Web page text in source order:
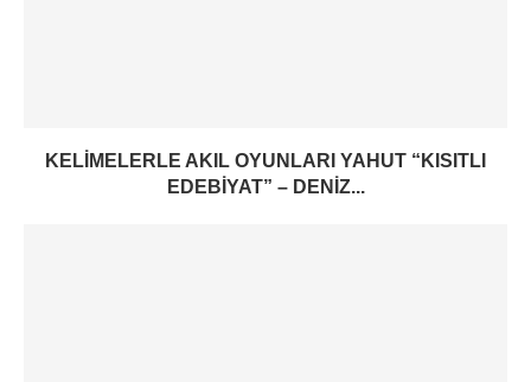
KELIMELERLE AKIL OYUNLARI YAHUT “KISITLI
EDEBIYAT” – DENIZ...